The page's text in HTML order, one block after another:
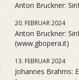
Anton Bruckner:
20. FEBRUAR 2024
Anton Bruckner:
(www.gbopera.it)
13. FEBRUAR 2024
Johannes Brahms: